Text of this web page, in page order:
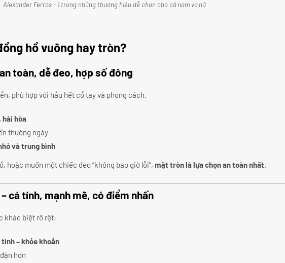
Alexander Ferros - 1 trong những thương hiệu dễ chọn cho cả nam và nữ
hồ vuông hay tròn?
toàn, dễ đeo, hợp số đông
phù hợp với hầu hết cổ tay và phong cách.
hài hòa
thường ngày
và trung bình
hoặc muốn một chiếc đeo “không bao giờ lỗi”, mặt tròn là lựa chọn an toàn nhất.
cá tính, mạnh mẽ, có điểm nhấn
khác biệt rõ rệt:
– khỏe khoắn
hơn